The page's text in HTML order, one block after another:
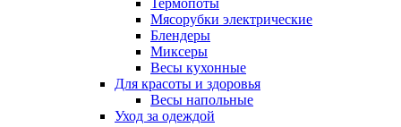
Термопоты
Мясорубки электрические
Блендеры
Миксеры
Весы кухонные
Для красоты и здоровья
Весы напольные
Уход за одеждой